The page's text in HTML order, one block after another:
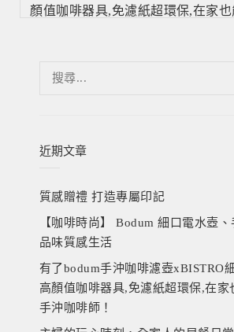
顏值咖啡器具,免濾紙超環保,在家
字:
近期文章
質感贈禮 打造專屬印記
【咖啡時尚】 Bodum 細口電水壺、
品味質感生活
有了bodum手沖咖啡濾壺xBISTRO
高顏值咖啡器具,免濾紙超環保,在家
手沖咖啡師！